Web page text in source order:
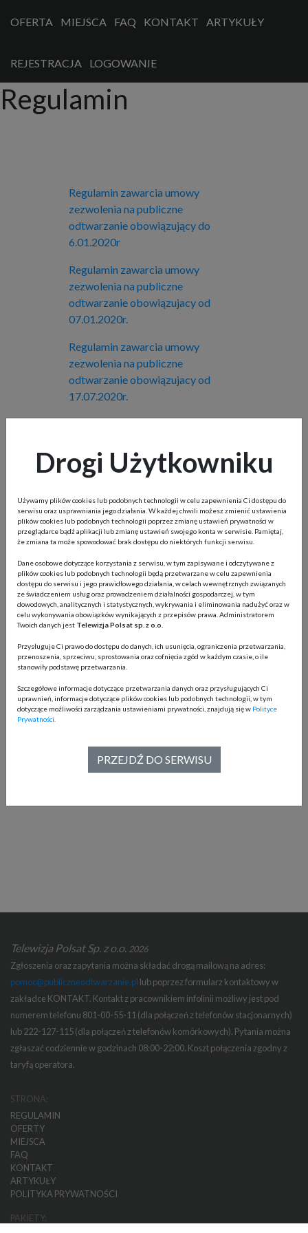
OFERTA MIEJSCA FAQ KONTAKT ARTYKUŁY
REJESTRACJA LOGOWANIE
Regulamin
Regulamin zawarcia umowy
zezwolenia na publiczne
odtwarzanie obowiązujący do
6.01.2020r
Regulamin zawarcia umowy
zezwolenia na publiczne
odtwarzanie obowiązujacy od
07.01.2020r.
Regulamin zawarcia umowy
zezwolenia na publiczne
odtwarzanie obowiązujacy od
17.07.2020r.
odtwarzanie obowiązujacy od
20.04.2022r.
Regulamin zawarcia umowy
zezwolenia na publiczne
odtwarzanie obowiązujacy od
10.08.2023r.
Regulamin zawarcia umowy
zezwolenia na publiczne
odtwarzanie obowiązujacy od
13.02.2024r.
Telewizja Polsat Sp. z o.o. 2026
Zgłoszenia oraz zapytania można składać drogą mailową na adres:
pomoc@publiczneodtwarzanie.pl lub poprzez formularz kontaktowy w
zakładce KONTAKT. Kontakt z pracownikiem infolinii możliwy jest pod
numerem telefonu 801-00-55-11 (dla połączeń z telefonów stacjonarnych)
lub 222-127-115 (dla połączeń z telefonów komórkowych). Pytania można
zgłaszać codziennie w godzinach 08:00-22:00. Koszt połączenia zgodny z
taryfą operatora.
STRONA:
REGULAMIN
OFERTY
MIEJSCA
FAQ
KONTAKT
ARTYKUŁY
POLITYKA PRYWATNOŚCI
PAKIETY:
Drogi Użytkowniku
Używamy plików cookies lub podobnych technologii w celu zapewnienia Ci dostępu do
serwisu oraz usprawniania jego działania. W każdej chwili możesz zmienić ustawienia
plików cookies lub podobnych technologii poprzez zmianę ustawień prywatności w
przeglądarce bądź aplikacji lub zmianę ustawień swojego konta w serwisie. Pamiętaj,
że zmiana ta może spowodować brak dostępu do niektórych funkcji serwisu.
Dane osobowe dotyczące korzystania z serwisu, w tym zapisywane i odczytywane z
plików cookies lub podobnych technologii będą przetwarzane w celu zapewnienia
dostępu do serwisu i jego prawidłowego działania, w celach wewnętrznych związanych
ze świadczeniem usług oraz prowadzeniem działalności gospodarczej, w tym
dowodowych, analitycznych i statystycznych, wykrywania i eliminowania nadużyć oraz w
celu wykonywania obowiązków wynikających z przepisów prawa. Administratorem
Twoich danych jest Telewizja Polsat sp. z o.o.
Przysługuje Ci prawo do dostępu do danych, ich usunięcia, ograniczenia przetwarzania,
przenoszenia, sprzeciwu, sprostowania oraz cofnięcia zgód w każdym czasie, o ile
stanowiły podstawę przetwarzania.
Szczegółowe informacje dotyczące przetwarzania danych oraz przysługujących Ci
uprawnień, informacje dotyczące plików cookies lub podobnych technologii, w tym
dotyczące możliwości zarządzania ustawieniami prywatności, znajdują się w Polityce
Prywatności.
PRZEJDŹ DO SERWISU